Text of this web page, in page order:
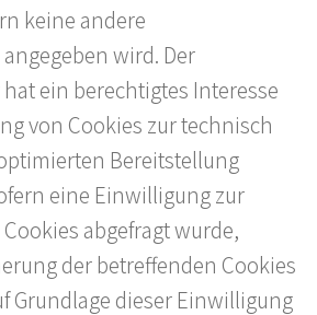
keine andere
wird. Der
ein berechtigtes Interesse
von Cookies zur technisch
Bereitstellung
eine Einwilligung zur
abgefragt wurde,
der betreffenden Cookies
Grundlage dieser Einwilligung